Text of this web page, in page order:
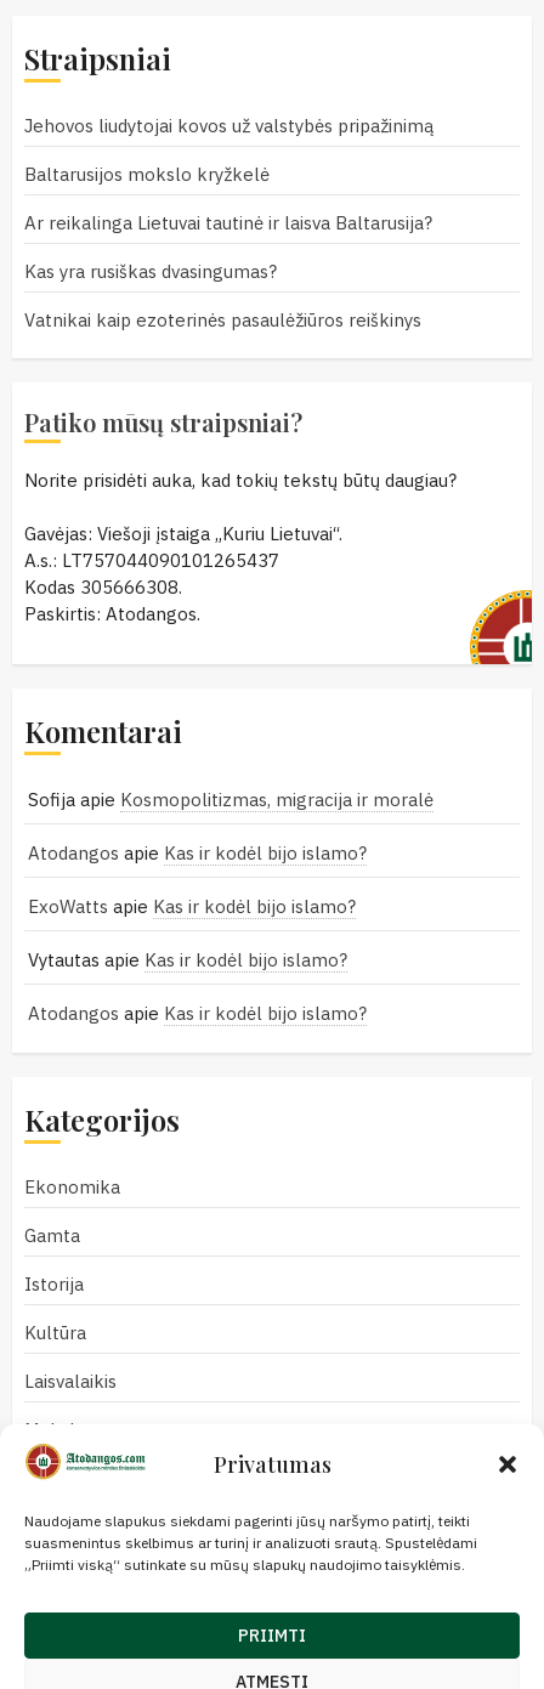
Privatumas
Naudojame slapukus siekdami pagerinti jūsų naršymo patirtį, teikti
suasmenintus skelbimus ar turinį ir analizuoti srautą. Spustelėdami
„Priimti viską“ sutinkate su mūsų slapukų naudojimo taisyklėmis.
PRIIMTI
ATMESTI
Straipsniai
Jehovos liudytojai kovos už valstybės pripažinimą
Baltarusijos mokslo kryžkelė
Ar reikalinga Lietuvai tautinė ir laisva Baltarusija?
Kas yra rusiškas dvasingumas?
Vatnikai kaip ezoterinės pasaulėžiūros reiškinys
Patiko mūsų straipsniai?
Norite prisidėti auka, kad tokių tekstų būtų daugiau?
Gavėjas: Viešoji įstaiga „Kuriu Lietuvai“.
A.s.: LT757044090101265437
Kodas 305666308.
Paskirtis: Atodangos.
Komentarai
Sofija apie Kosmopolitizmas, migracija ir moralė
Atodangos apie Kas ir kodėl bijo islamo?
ExoWatts apie Kas ir kodėl bijo islamo?
Vytautas apie Kas ir kodėl bijo islamo?
Atodangos apie Kas ir kodėl bijo islamo?
Kategorijos
Ekonomika
Gamta
Istorija
Kultūra
Laisvalaikis
Mokslas
Naujienos
Nuomonės
Politika
Redakcija